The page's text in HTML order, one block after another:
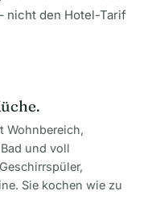
nicht den Hotel-Tarif
Wohnbereich,
und voll
Sie kochen wie zu